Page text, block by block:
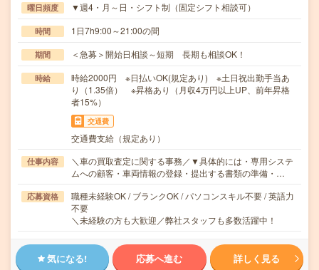
曜日頻度 ▼週4・月～日・シフト制（固定シフト相談可）
時間 1日7h9:00～21:00の間
期間 ＜急募＞開始日相談～短期 長期も相談OK！
時給
時給2000円 ※日払いOK(規定あり) ※土日祝出勤手当あ
り（1.35倍） ※昇格あり（月収4万円以上UP、前年昇格
者15%）
交通費
交通費支給（規定あり）
仕事内容
＼車の買取査定に関する事務／▼具体的には・専用システ
ムへの顧客・車両情報の登録・提出する書類の準備・…
応募資格
職種未経験OK / ブランクOK / パソコンスキル不要 / 英語力
不要
＼未経験の方も大歓迎／弊社スタッフも多数活躍中！
気になる! 応募へ進む 詳しく見る